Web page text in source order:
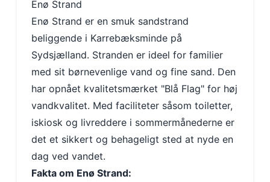
Enø Strand
Enø Strand er en smuk sandstrand
beliggende i Karrebæksminde på
Sydsjælland. Stranden er ideel for familier
med sit børnevenlige vand og fine sand. Den
har opnået kvalitetsmærket "Blå Flag" for høj
vandkvalitet. Med faciliteter såsom toiletter,
iskiosk og livreddere i sommermånederne er
det et sikkert og behageligt sted at nyde en
dag ved vandet.
Fakta om Enø Strand: